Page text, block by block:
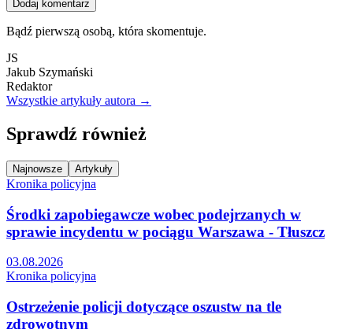
Dodaj komentarz
Bądź pierwszą osobą, która skomentuje.
JS
Jakub Szymański
Redaktor
Wszystkie artykuły autora →
Sprawdź również
Najnowsze Artykuły
Kronika policyjna
Środki zapobiegawcze wobec podejrzanych w
sprawie incydentu w pociągu Warszawa - Tłuszcz
03.08.2026
Kronika policyjna
Ostrzeżenie policji dotyczące oszustw na tle
zdrowotnym